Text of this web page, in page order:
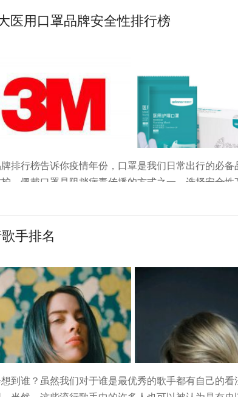
医用口罩品牌安全性排行榜
排行榜告诉你疫情年份，口罩是我们日常出行的必备
。佩戴口罩是阻挡病毒传播的方式之一，选择安全性
上购买口罩时网上会推荐各种各样的口罩品牌，不了
对比十大医用口罩...
手排名
到谁？虽然我们对于谁是最优秀的歌手都有自己的看
当然，这些流行歌手中的许多人也可以被认为是有史